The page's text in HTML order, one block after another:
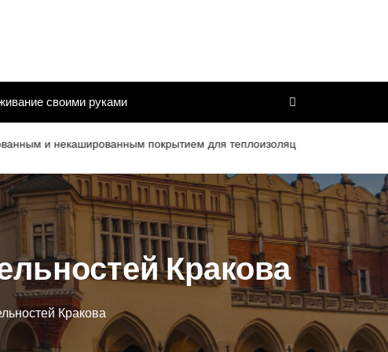
своими руками
покрытием для теплоизоляции труб и дымоходов со
Кракова
Кракова
l